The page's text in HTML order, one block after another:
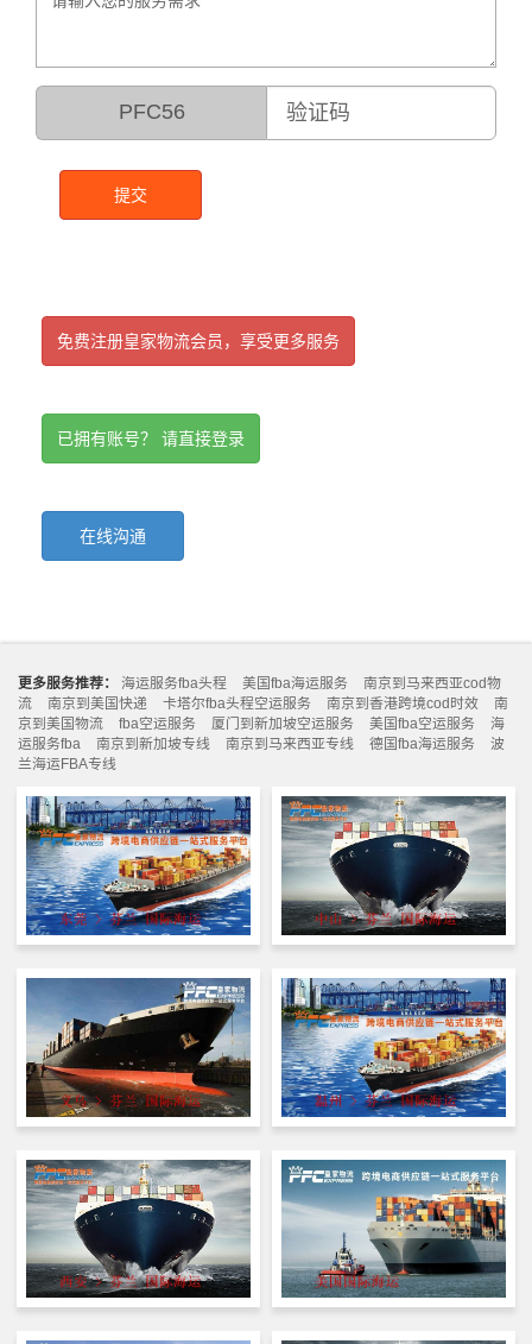
PFC56
提交
免费注册皇家物流会员，享受更多服务
已拥有账号？ 请直接登录
在线沟通
更多服务推荐： 海运服务fba头程 美国fba海运服务
南京到马来西亚cod物
流
南京到美国快递 卡塔尔fba头程空运服务 南京到香港跨境cod时效
南
京到美国物流
fba空运服务 厦门到新加坡空运服务 美国fba空运服务
海
运服务fba
南京到新加坡专线 南京到马来西亚专线 德国fba海运服务
波
兰海运FBA专线